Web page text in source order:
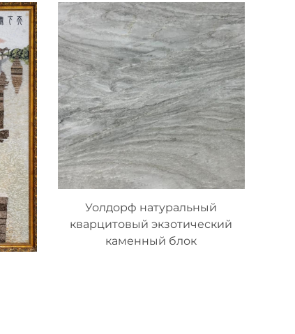
Уолдорф натуральный
кварцитовый экзотический
каменный блок